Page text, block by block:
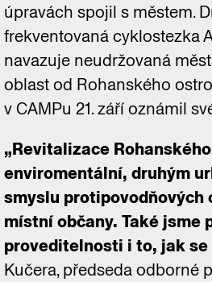
úpravách spojil s městem.
frekventovaná cyklostezka
navazuje neudržovaná
oblast od Rohanského
v CAMPu 21. září oznámil
„Revitalizace
enviromentální, druhým
smyslu
místní občany. Také
proveditelnosti i to, jak
Kučera, předseda odborné